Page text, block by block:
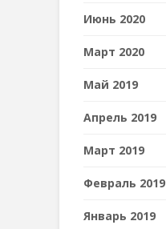
Июнь 2020
Март 2020
Май 2019
Апрель 2019
Март 2019
Февраль 2019
Январь 2019